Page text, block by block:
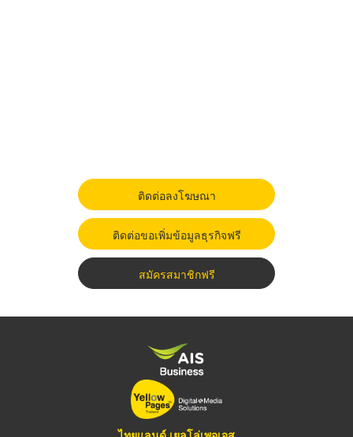
ติดต่อลงโฆษณา
ติดต่อขอเพิ่มข้อมูลธุรกิจฟรี
สมัครสมาชิกฟรี